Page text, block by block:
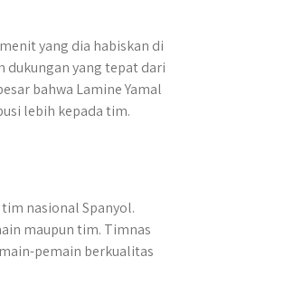
yang dia habiskan di
dukungan yang tepat dari
bahwa Lamine Yamal
lebih kepada tim.
nasional Spanyol.​
maupun tim. Timnas
pemain berkualitas